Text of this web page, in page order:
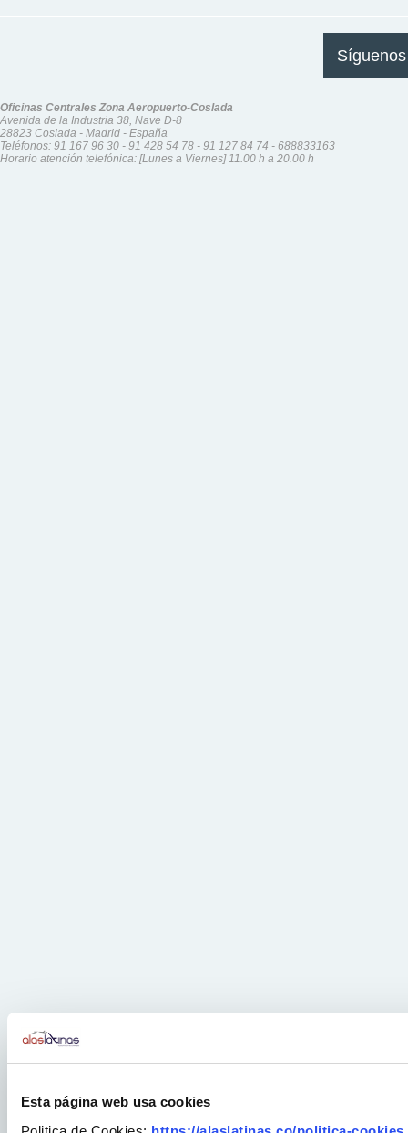
Esta página web usa cookies
Oficinas Centrales Zona Aeropuerto-Coslada
Avenida de la Industria 38, Nave D-8
28823 Coslada - Madrid - España
Teléfonos: 91 167 96 30 - 91 428 54 78 - 91 127 84 74 - 688833163
Horario atención telefónica: [Lunes a Viernes] 11.00 h a 20.00 h